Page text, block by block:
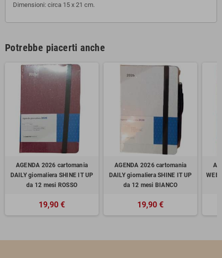
Dimensioni: circa 15 x 21 cm.
Potrebbe piacerti anche
AGENDA 2026 cartomania
DAILY giornaliera SHINE IT UP
da 12 mesi ROSSO
19,90 €
AGENDA 2026 cartomania
DAILY giornaliera SHINE IT UP
da 12 mesi BIANCO
19,90 €